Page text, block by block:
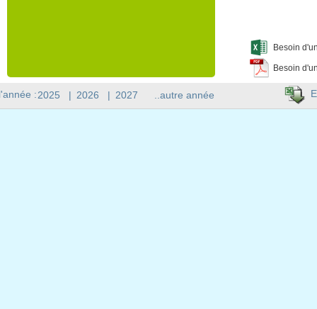
Besoin
Besoin
:2025 | 2026 | 2027 ..autre année